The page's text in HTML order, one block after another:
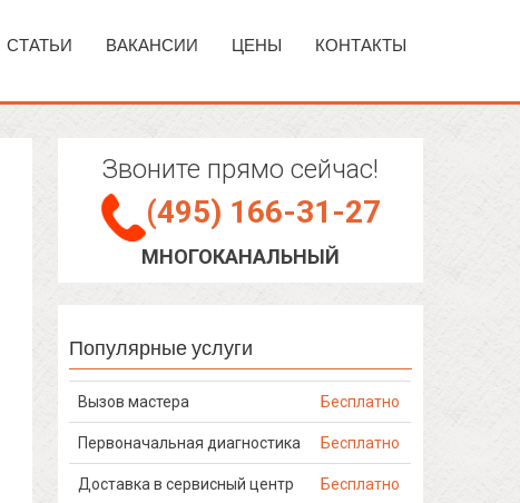
СТАТЬИ ВАКАНСИИ ЦЕНЫ КОНТАКТЫ
Звоните прямо сейчас!
(495) 166-31-27
МНОГОКАНАЛЬНЫЙ
Популярные услуги
Вызов мастера Бесплатно
Первоначальная диагностика Бесплатно
Доставка в сервисный центр Бесплатно